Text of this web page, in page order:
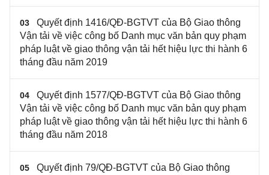
03
Quyết định 1416/QĐ-BGTVT của Bộ Giao thông
Vận tải về việc công bố Danh mục văn bản quy phạm
pháp luật về giao thông vận tải hết hiệu lực thi hành 6
tháng đầu năm 2019
04
Quyết định 1577/QĐ-BGTVT của Bộ Giao thông
Vận tải về việc công bố Danh mục văn bản quy phạm
pháp luật về giao thông vận tải hết hiệu lực thi hành 6
tháng đầu năm 2018
05
Quyết định 79/QĐ-BGTVT của Bộ Giao thông